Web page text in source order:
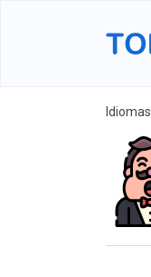
Idiomas